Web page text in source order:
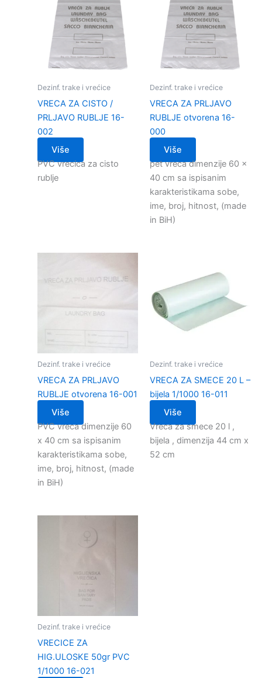
Dezinf. trake i vrećice
VRECA ZA CISTO /
PRLJAVO RUBLJE 16-
002
Više
PVC vrecica za cisto
rublje
Dezinf. trake i vrećice
VRECA ZA PRLJAVO
RUBLJE otvorena 16-
000
Više
pet vreca dimenzije 60 x
40 cm sa ispisanim
karakteristikama sobe,
ime, broj, hitnost, (made
in BiH)
Dezinf. trake i vrećice
VRECA ZA PRLJAVO
RUBLJE otvorena 16-001
Više
PVC vreca dimenzije 60
x 40 cm sa ispisanim
karakteristikama sobe,
ime, broj, hitnost, (made
in BiH)
Dezinf. trake i vrećice
VRECA ZA SMECE 20 L –
bijela 1/1000 16-011
Više
Vreca za smece 20 l ,
bijela , dimenzija 44 cm x
52 cm
Dezinf. trake i vrećice
VRECICE ZA
HIG.ULOSKE 50gr PVC
1/1000 16-021